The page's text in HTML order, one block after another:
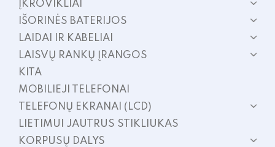
ĮKROVIKLIAI
IŠORINĖS BATERIJOS
LAIDAI IR KABELIAI
LAISVŲ RANKŲ ĮRANGOS
KITA
MOBILIEJI TELEFONAI
TELEFONŲ EKRANAI (LCD)
LIETIMUI JAUTRUS STIKLIUKAS
KORPUSŲ DALYS